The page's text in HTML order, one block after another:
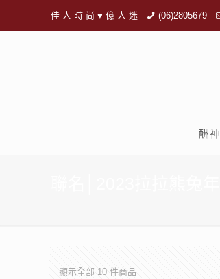
佳 人 時 尚 ♥ 億 人 迷 (06)2805679
酬
顯示全部 10 件商品